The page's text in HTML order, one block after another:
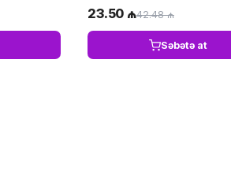
23.50 ₼42.48 ₼
Səbətə at